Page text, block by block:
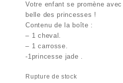
Votre enfant se promène
belle des princesses !
Contenu de la boîte :
– 1 cheval.
– 1 carrosse.
-1princesse jade .
Rupture de stock